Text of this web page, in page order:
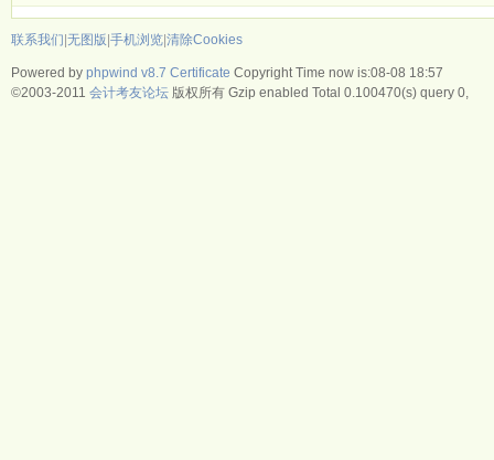
联系我们|无图版|手机浏览|清除Cookies
Powered by phpwind v8.7 Certificate Copyright Time now is:08-08 18:57
©2003-2011 会计考友论坛 版权所有 Gzip enabled Total 0.100470(s) query 0,